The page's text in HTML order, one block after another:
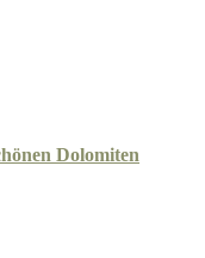
Dolomiten